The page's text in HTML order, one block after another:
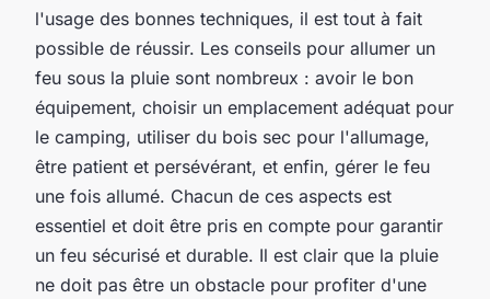
l'usage des bonnes techniques, il est tout à fait
possible de réussir. Les conseils pour allumer un
feu sous la pluie sont nombreux : avoir le bon
équipement, choisir un emplacement adéquat pour
le camping, utiliser du bois sec pour l'allumage,
être patient et persévérant, et enfin, gérer le feu
une fois allumé. Chacun de ces aspects est
essentiel et doit être pris en compte pour garantir
un feu sécurisé et durable. Il est clair que la pluie
ne doit pas être un obstacle pour profiter d'une